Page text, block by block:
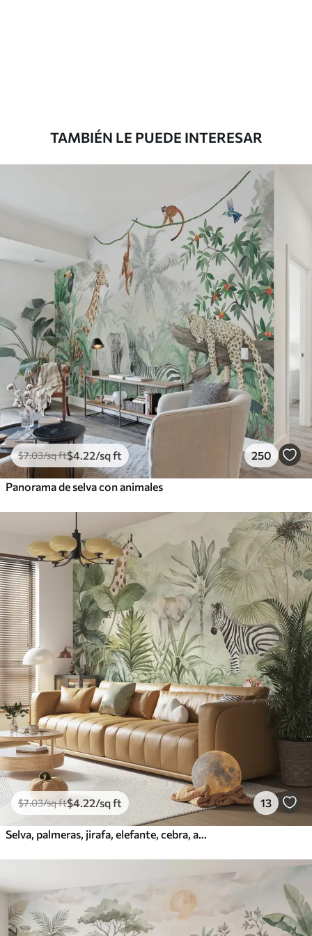
Peel and Stick
12.77$7.66/sq ft
TAMBIÉN LE PUEDE INTERESAR
$7.03/sq ft$4 .22/sq ft 250
Panorama de selva con animales
$7.03/sq ft$4 .22/sq ft 13